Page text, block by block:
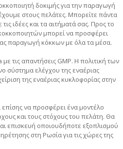
δοκιμής για την παραγωγή
στους πελάτες. Μπορείτε πάντα
ιδέες και τα αιτήματά σας. Προς το
μπορεί να προσφέρει
παραγωγή κόκκων με όλα τα μέσα.
τις απαντήσεις GMP. Η πολιτική των
σύστημα ελέγχου της εναέριας
της εναέριας κυκλοφορίας στην
να προσφέρει ένα μοντέλο
και τους στόχους του πελάτη. Θα
επισκευή οποιουδήποτε εξοπλισμού
στη Ρωσία για τις χώρες της